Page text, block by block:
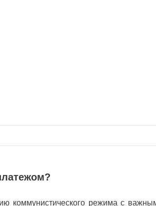
коммунистического режима с